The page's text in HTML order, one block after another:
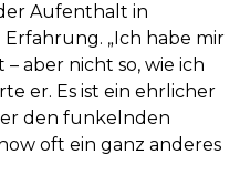
Aufenthalt in
„Ich habe mir
aber nicht so, wie ich
er. Es ist ein ehrlicher
den funkelnden
oft ein ganz anderes